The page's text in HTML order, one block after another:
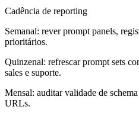
Cadência de reporting
Semanal: rever prompt panels,
prioritários.
Quinzenal: refrescar prompt sets
sales e suporte.
Mensal: auditar validade de
URLs.